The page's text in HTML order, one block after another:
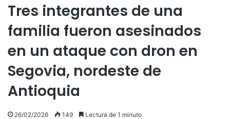
Tres integrantes de una
familia fueron asesinados
en un ataque con dron en
Segovia, nordeste de
Antioquia
26/02/2026 149 Lectura de 1 minuto